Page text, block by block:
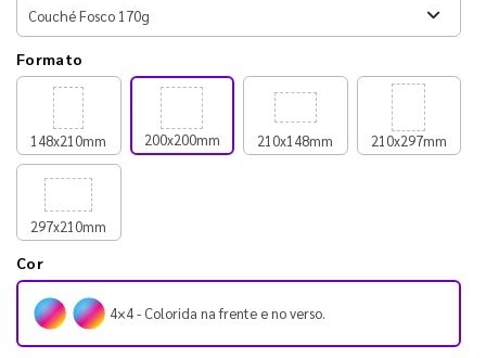
Formato
148x210mm 200x200mm 210x148mm 210x297mm
297x210mm
Cor
4×4 - Colorida na frente e no verso.